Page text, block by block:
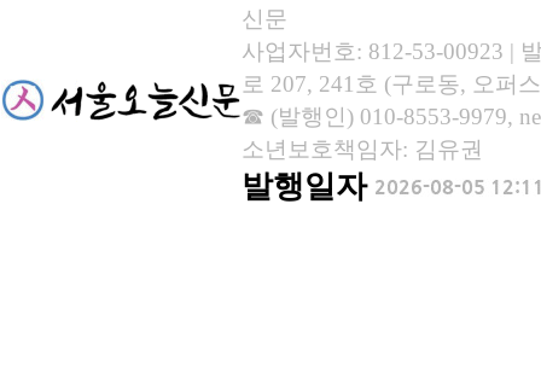
신문
사업자번호: 812-53-00923 |
로 207, 241호 (구로동, 오퍼
☎ (발행인) 010-8553-9979,
소년보호책임자: 김유권
발행일자